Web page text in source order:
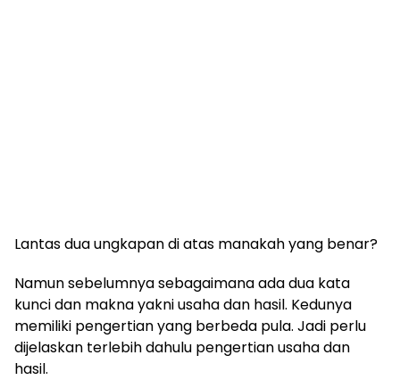
Lantas dua ungkapan di atas manakah yang benar?
Namun sebelumnya sebagaimana ada dua kata
kunci dan makna yakni usaha dan hasil. Kedunya
memiliki pengertian yang berbeda pula. Jadi perlu
dijelaskan terlebih dahulu pengertian usaha dan
hasil.